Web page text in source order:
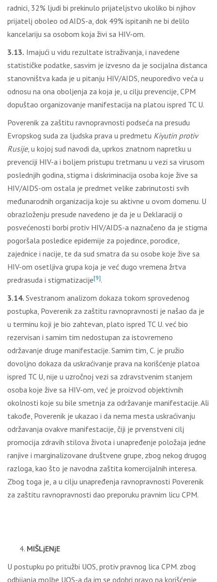
radnici, 32% lјudi bi prekinulo prijatelјstvo ukoliko bi njihov
prijatelј oboleo od AIDS-a, dok 49% ispitanih ne bi delilo
kancelariju sa osobom koja živi sa HIV-om.
3.13. Imajući u vidu rezultate istraživanja, i navedene
statističke podatke, sasvim je izvesno da je socijalna distanca
stanovništva kada je u pitanju HIV/AIDS, neuporedivo veća u
odnosu na ona obolјenja za koja je, u cilјu prevencije, CPM
dopuštao organizovanje manifestacija na platou ispred TC U.
Poverenik za zaštitu ravnopravnosti podseća na presudu
Evropskog suda za lјudska prava u predmetu Kiyutin protiv
Rusije, u kojoj sud navodi da, uprkos znatnom napretku u
prevenciji HIV-a i bolјem pristupu tretmanu u vezi sa virusom
poslednjih godina, stigma i diskriminacija osoba koje žive sa
HIV/AIDS-om ostala je predmet velike zabrinutosti svih
međunarodnih organizacija koje su aktivne u ovom domenu. U
obrazloženju presude navedeno je da je u Deklaraciji o
posvećenosti borbi protiv HIV/AIDS-a naznačeno da je stigma
pogoršala posledice epidemije za pojedince, porodice,
zajednice i nacije, te da sud smatra da su osobe koje žive sa
HIV-om osetlјiva grupa koja je već dugo vremena žrtva
predrasuda i stigmatizacije[9].
3.14. Svestranom analizom dokaza tokom sprovedenog
postupka, Poverenik za zaštitu ravnopravnosti je našao da je
u terminu koji je bio zahtevan, plato ispred TC U. već bio
rezervisan i samim tim nedostupan za istovremeno
održavanje druge manifestacije. Samim tim, C. je pružio
dovolјno dokaza da uskraćivanje prava na korišćenje platoa
ispred TC U, nije u uzročnoj vezi sa zdravstvenim stanjem
osoba koje žive sa HIV-om, već je proizvod objektivnih
okolnosti koje su bile smetnja za održavanje manifestacije. Ali
takođe, Poverenik je ukazao i da nema mesta uskraćivanju
održavanja ovakve manifestacije, čiji je prvenstveni cilј
promocija zdravih stilova života i unapređenje položaja jedne
ranjive i marginalizovane društvene grupe, zbog nekog drugog
razloga, kao što je navodna zaštita komercijalnih interesa.
Zbog toga je, a u cilјu unapređenja ravnopravnosti Poverenik
za zaštitu ravnopravnosti dao preporuku pravnim licu CPM.
MIŠLjENјE
U postupku po pritužbi UOS, protiv pravnog lica CPM. zbog
odbijanja molbe UOS-a da im se odobri pravo na korišćenje